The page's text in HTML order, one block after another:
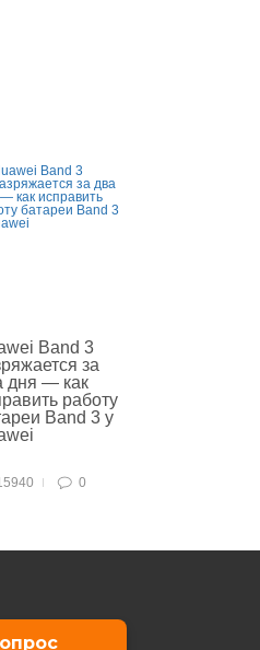
Band 3
за
дня — как
работу
Band 3 у
0